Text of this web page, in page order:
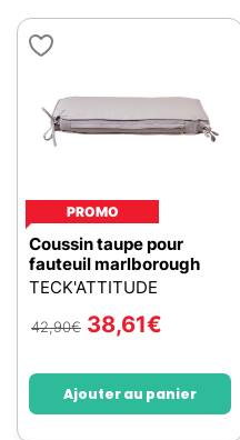
PROMO
Coussin taupe pour
fauteuil marlborough
TECK'ATTITUDE
42,90€ 38,61€
Ajouter au panier